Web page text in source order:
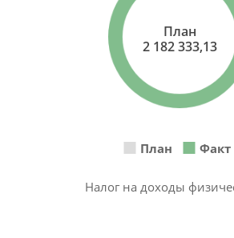
План
2 182 333,13
План Факт
Налог на доходы